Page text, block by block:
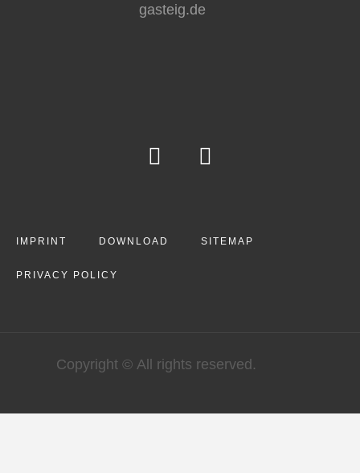
gasteig.de
IMPRINT DOWNLOAD SITEMAP
PRIVACY POLICY
Copyright © All rights reserved.